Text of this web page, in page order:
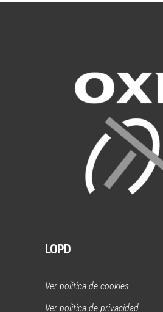
LOPD
Ver politica de cookies
Ver politica de privacidad